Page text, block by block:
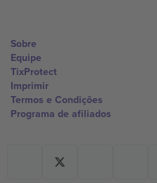
Sobre
Equipe
TixProtect
Imprimir
Termos e Condições
Programa de afiliados